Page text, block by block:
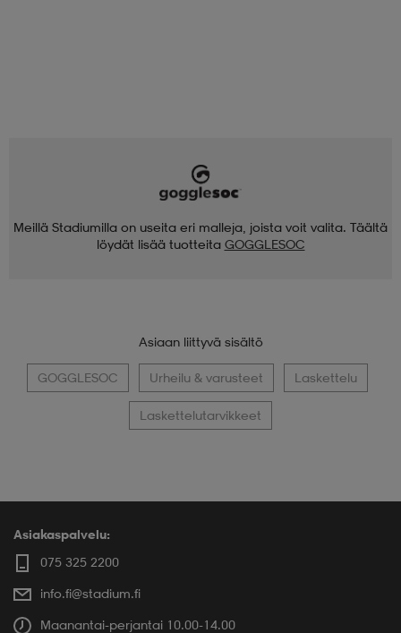
Meillä Stadiumilla on useita eri malleja, joista voit valita. Täältä
löydät lisää tuotteita GOGGLESOC
Asiaan liittyvä sisältö
GOGGLESOC Urheilu & varusteet Laskettelu
Laskettelutarvikkeet
Asiakaspalvelu:
075 325 2200
info.fi@stadium.fi
Maanantai-perjantai 10.00-14.00